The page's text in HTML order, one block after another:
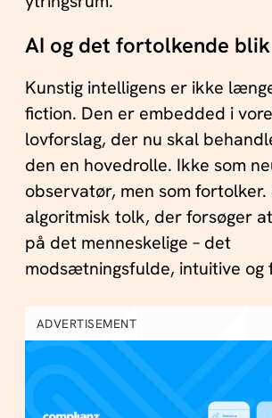
AI og det fortolkende blik
Kunstig intelligens er ikke
fiction. Den er embedded i
lovforslag, der nu skal
den en hovedrolle. Ikke som
observatør, men som fortolker.
algoritmisk tolk, der forsøger
på det menneskelige – det
modsætningsfulde, intuitive og
ADVERTISEMENT